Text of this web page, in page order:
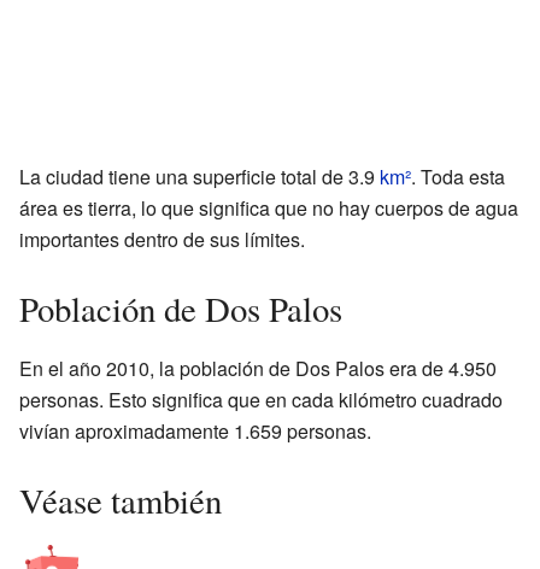
La ciudad tiene una superficie total de 3.9 km². Toda esta
área es tierra, lo que significa que no hay cuerpos de agua
importantes dentro de sus límites.
Población de Dos Palos
En el año 2010, la población de Dos Palos era de 4.950
personas. Esto significa que en cada kilómetro cuadrado
vivían aproximadamente 1.659 personas.
Véase también